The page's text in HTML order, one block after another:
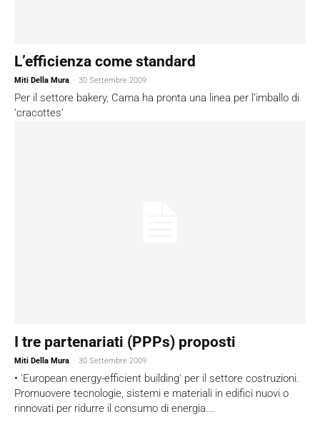
L’efficienza come standard
Miti Della Mura - 30 Settembre 2009
Per il settore bakery, Cama ha pronta una linea per l’imballo di
‘cracottes’
I tre partenariati (PPPs) proposti
Miti Della Mura - 30 Settembre 2009
• 'European energy-efficient building' per il settore costruzioni.
Promuovere tecnologie, sistemi e materiali in edifici nuovi o
rinnovati per ridurre il consumo di energia...